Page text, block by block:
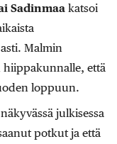
Sadinmaa katsoi
Malmin
että
loppuun.
julkisessa
potkut ja että